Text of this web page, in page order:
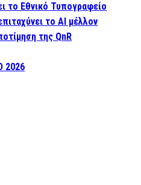
το Εθνικό Τυπογραφείο
το AI μέλλον
της QnR
2026